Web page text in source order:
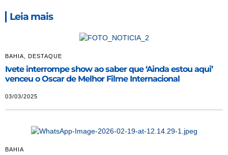
Leia mais
BAHIA, DESTAQUE
Ivete interrompe show ao saber que ‘Ainda estou aqui’
venceu o Oscar de Melhor Filme Internacional
03/03/2025
BAHIA